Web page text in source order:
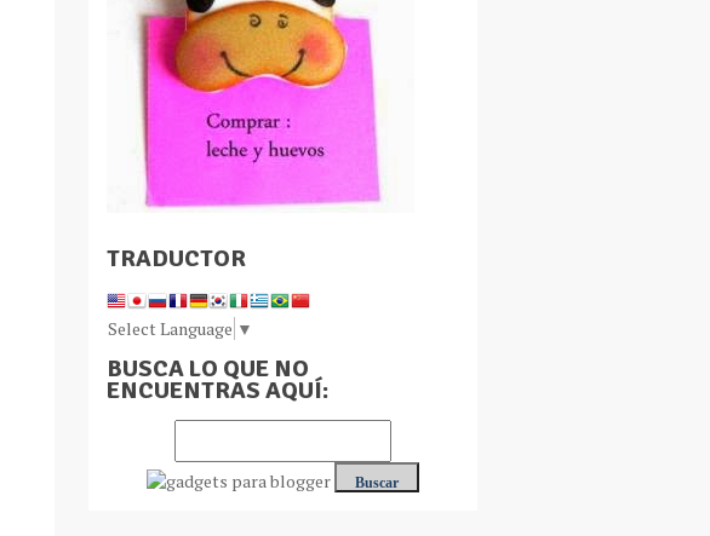
TRADUCTOR
Select Language ▼
BUSCA LO QUE NO
ENCUENTRAS AQUÍ: